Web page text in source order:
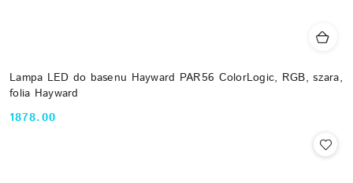
Lampa LED do basenu Hayward PAR56 ColorLogic, RGB, szara,
folia Hayward
Cena:
1878.00